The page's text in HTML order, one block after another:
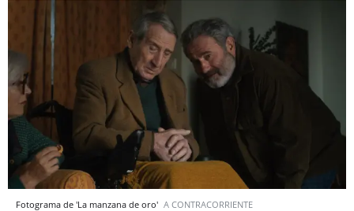
Fotograma de 'La manzana de oro' A CONTRACORRIENTE